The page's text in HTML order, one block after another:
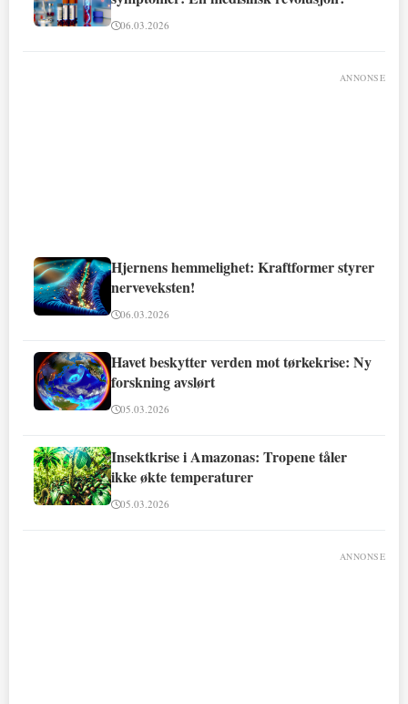
06.03.2026
ANNONSE
Hjernens hemmelighet: Kraftformer styrer
nerveveksten!
06.03.2026
Havet beskytter verden mot tørkekrise: Ny
forskning avslørt
05.03.2026
Insektkrise i Amazonas: Tropene tåler
ikke økte temperaturer
05.03.2026
ANNONSE